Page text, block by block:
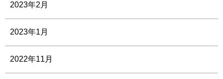
2023年2月
2023年1月
2022年11月